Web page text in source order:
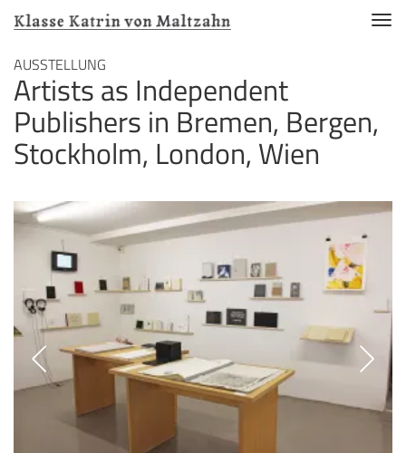
Direkt
zum
Inhalt
AUSSTELLUNG
Artists as Independent
Publishers in Bremen, Bergen,
Stockholm, London, Wien